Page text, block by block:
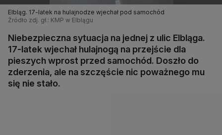
Elbląg. 17-latek na hulajnodze wjechał pod samochód
Źródło zdj. gł.: KMP w Elblągu
Niebezpieczna sytuacja na jednej z ulic Elbląga.
17-latek wjechał hulajnogą na przejście dla
pieszych wprost przed samochód. Doszło do
zderzenia, ale na szczęście nic poważnego mu
się nie stało.